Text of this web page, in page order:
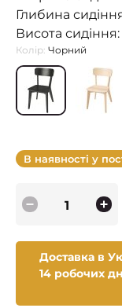
Глибина
Висота
Колір: Чорний
В наявності у
Доставка в
14 робочих